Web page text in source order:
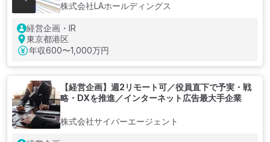
株式会社LAホールディングス
経営企画・IR
東京都港区
年収600〜1,000万円
【経営企画】週2リモート可／役員直下で予実・戦
略・DXを推進／インターネット広告最大手企業
株式会社サイバーエージェント